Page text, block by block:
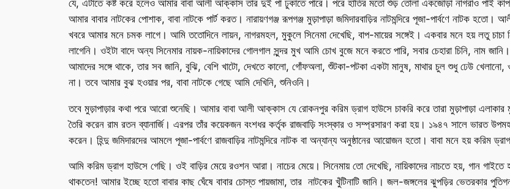
যে, এটাতে কষ্ট করে হলেও আমার বাবা আলী আক্কাস তার দুই পা ঢুকাতে পারে। পরে হাতির মতো শুঁড় তোলা একজোড়া নাগরাও পাই
আমার বাবার নাটকের পোশাক, বাবা নাটকে পার্ট করত। নারায়ণগঞ্জ রূপগঞ্জ মুড়াপাড়া জমিদারবাড়ির নাটমন্দিরে পূজা-পার্বণে নাটক
খবরে আমার মনে চমক লাগে। আমি ততোদিনে লায়ন, নাগরমহল, মুকুলে সিনেমা দেখেছি, বাপ-মায়ের সঙ্গেই। একবার মনে হয় লতু চাচা
লাগেনি। ওইটা বাদে অন্য সিনেমার নায়ক-নায়িকাদের গোলগাল সুন্দর মুখ আমি চোখ বুজে মনে করতে পারি, সবার চেহারা চিনি, নাম
আমাদের সঙ্গে থাকে, তার সব জানি, বুঝি, বেশি খাটো, দেখতে কালো, গোঁফঅলা, শুঁটকা-পটকা একটা মানুষ, মাথার চুল শুধু ঢেউ
না। তবে আমার বুঝ হওয়ার পর, বাবা নাটকে গেছে আমি দেখিনি, শুনিওনি।
তবে মুড়াপাড়ার কথা পরে আরো শুনেছি। আমার বাবা আলী আক্কাস যে রোকনপুর করিম ড্রাগ হাউসে চাকরি করে তারা মুড়াপাড়া এলাকার
তৈরি করেন রাম রতন ব্যানার্জি। এরপর তাঁর কয়েকজন বংশধর কর্তৃক রাজবাড়ি সংস্কার ও সম্প্রসারণ করা হয়। ১৯৪৭ সালে ভারত
করেন। হিন্দু জমিদারদের আমলে পূজা-পার্বণে রাজবাড়ির নাটমন্দিরে নাটক বা অন্যান্য অনুষ্ঠানের আয়োজন হতো। বাবা মনে হয় করিম
আমি করিম ড্রাগ হাউসে গেছি। ওই বাড়ির মেয়ে রওশন আরা। নাচের মেয়ে। সিনেমায় তো দেখেছি, নায়িকাদের নাচতে হয়, গান
থাকতেন! আমার ইচ্ছে হতো বাবার কাছ ঘেঁষে বাবার চোস্ত পায়জামা, তার নাটকের খুঁটিনাটি জানি। জল-জঙ্গলের ঝুপড়ির ভেতরকার